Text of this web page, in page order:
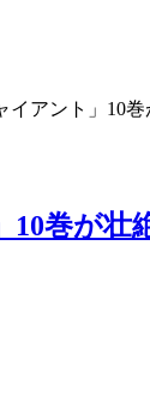
イアント」10
10巻が